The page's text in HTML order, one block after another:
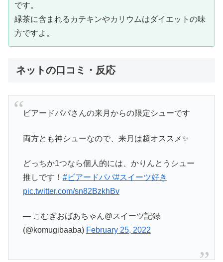
です。
緑茶に含まれるカテキンやカリウムはダイエットの味
方ですよ。
ネットの口コミ・反応
ビアードパパさんの来月からの限定シューです
両方とも神シューなので、来月は超オススメ✨
どっちか1つなら個人的には、かりんとうシュー
推しです！ #ビアードパパ#スイーツ好き
pic.twitter.com/sn82BzkhBv
— こむぎおばあちゃん@スイーツ記録
(@komugibaaba) February 25, 2022